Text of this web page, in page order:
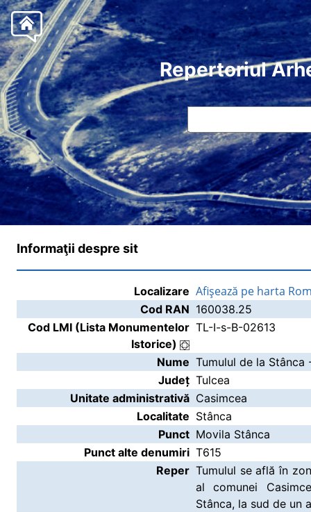
Repertoriul
Informaţii despre sit
Localizare Afişează pe harta
Cod RAN 160038.25
Cod LMI (Lista Monumentelor
Istorice)
TL-I-s-B-02613
Nume Tumulul de la Stânca
Județ Tulcea
Unitate administrativă Casimcea
Localitate Stânca
Punct Movila Stânca
Punct alte denumiri T615
Reper Tumulul se află în
al comunei
Stânca, la sud de un